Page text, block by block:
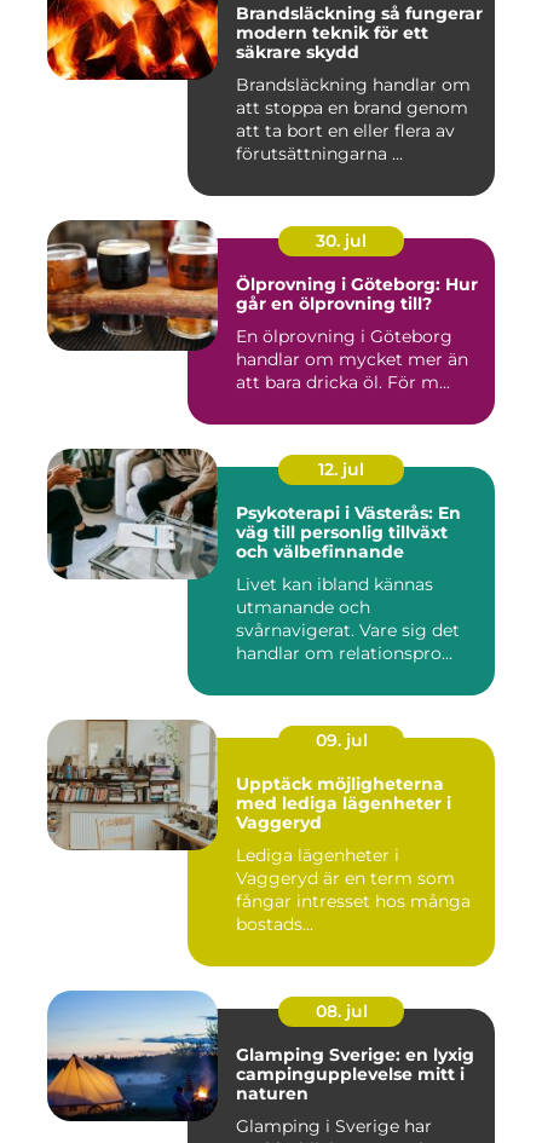
Brandsläckning så fungerar
modern teknik för ett
säkrare skydd
Brandsläckning handlar om
att stoppa en brand genom
att ta bort en eller flera av
förutsättningarna ...
30. jul
Ölprovning i Göteborg: Hur
går en ölprovning till?
En ölprovning i Göteborg
handlar om mycket mer än
att bara dricka öl. För m...
12. jul
Psykoterapi i Västerås: En
väg till personlig tillväxt
och välbefinnande
Livet kan ibland kännas
utmanande och
svårnavigerat. Vare sig det
handlar om relationspro...
09. jul
Upptäck möjligheterna
med lediga lägenheter i
Vaggeryd
Lediga lägenheter i
Vaggeryd är en term som
fångar intresset hos många
bostads...
08. jul
Glamping Sverige: en lyxig
campingupplevelse mitt i
naturen
Glamping i Sverige har